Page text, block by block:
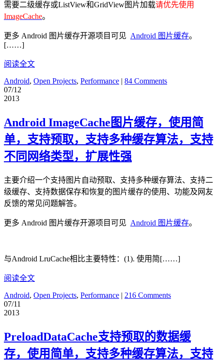
需要二级缓存或ListView和GridView图片加载请优先使用
ImageCache。
更多 Android 图片缓存开源项目可见 Android 图片缓存。
[……]
阅读全文
Android, Open Projects, Performance | 84 Comments
07/12
2013
Android ImageCache图片缓存，使用简
单，支持预取，支持多种缓存算法，支持
不同网络类型，扩展性强
主要介绍一个支持图片自动预取、支持多种缓存算法、支持二
级缓存、支持数据保存和恢复的图片缓存的使用、功能及网友
反馈的常见问题解答。
更多 Android 图片缓存开源项目可见 Android 图片缓存。
与Android LruCache相比主要特性：(1). 使用简[……]
阅读全文
Android, Open Projects, Performance | 216 Comments
07/11
2013
PreloadDataCache支持预取的数据缓
存，使用简单，支持多种缓存算法，支持